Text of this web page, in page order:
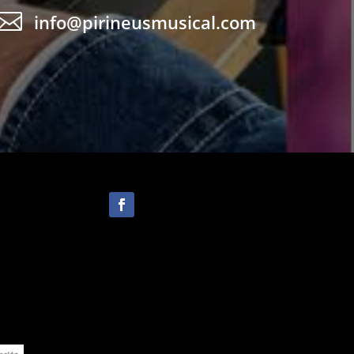
info@pirineusmusical.com